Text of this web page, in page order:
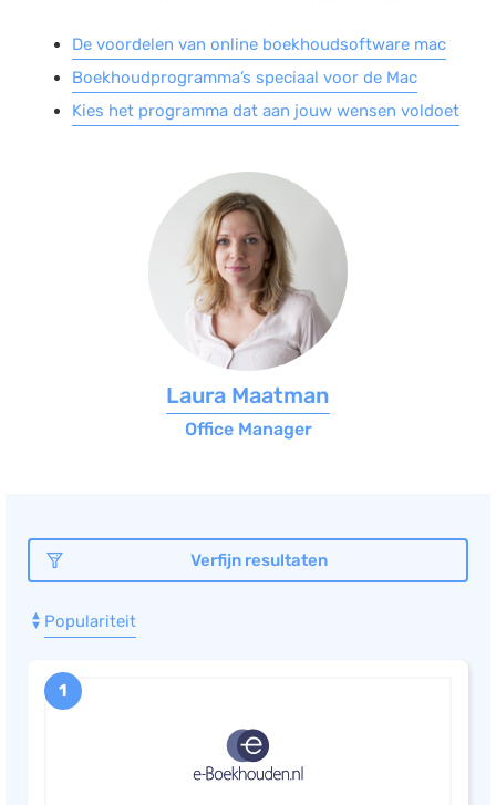
De voordelen van online boekhoudsoftware mac
Boekhoudprogramma’s speciaal voor de Mac
Kies het programma dat aan jouw wensen voldoet
Laura Maatman
Office Manager
Verfijn resultaten
Populariteit
1